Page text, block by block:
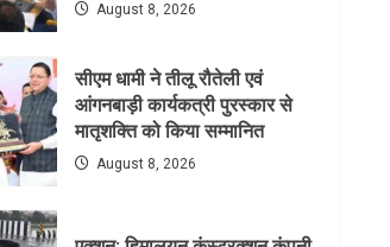
August 8, 2026
सीएम धामी ने तीलू रौतेली एवं
आंगनबाड़ी कार्यकत्री पुरस्कार से
मातृशक्ति को किया सम्मानित
August 8, 2026